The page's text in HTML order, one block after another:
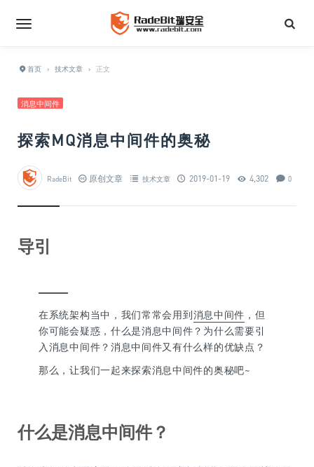
首页 › 技术文章 › 正文
消息中间件
探索MQ消息中间件的奥秘
RadeBit 原创文章 技术文章 2019-01-19 4,302 0
导引
在系统架构当中，我们常常会用到消息中间件 ，但
你可能会疑惑，什么是消息中间件？为什么需要引
入消息中间件？消息中间件又有什么样的优缺点？
那么，让我们一起来探索消息中间件的奥秘吧~
什么是消息中间件？